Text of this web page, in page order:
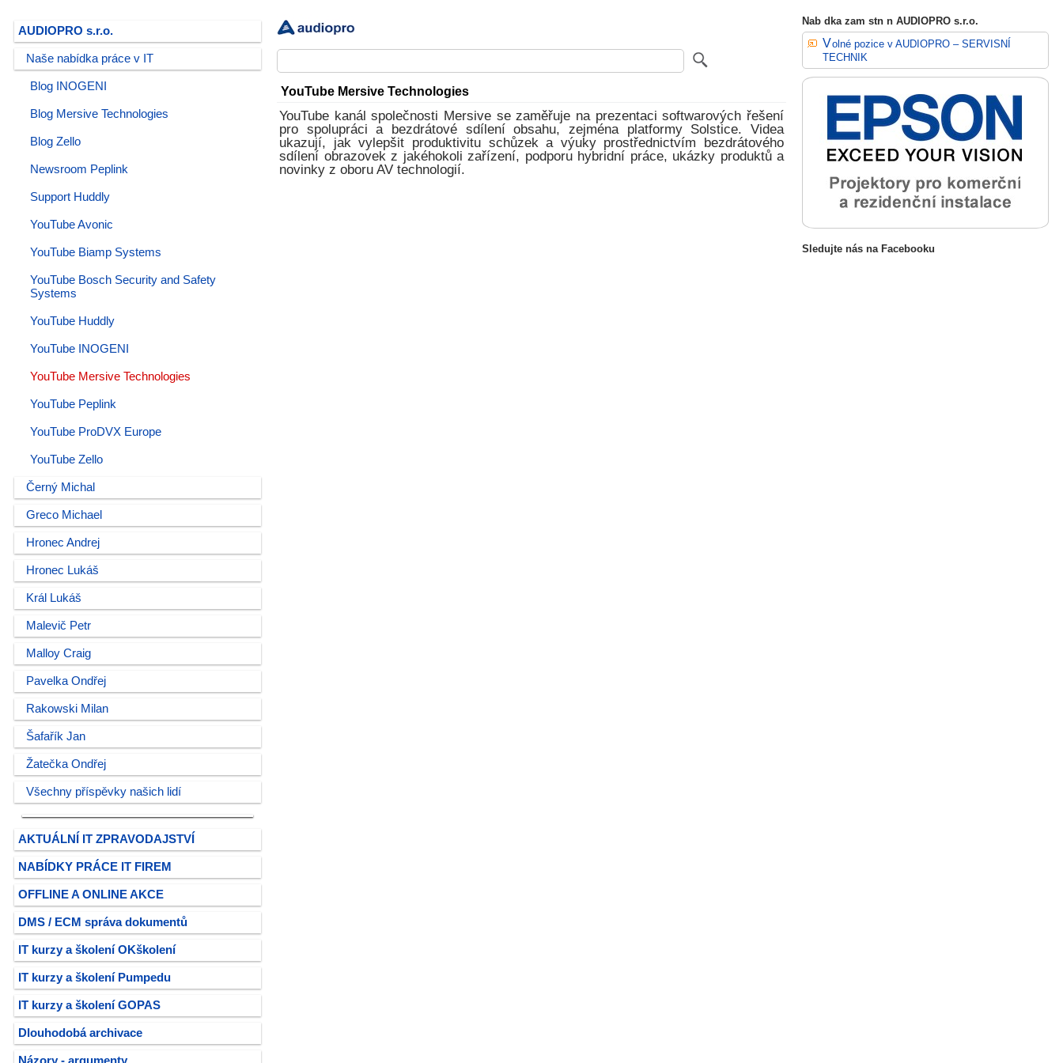
AUDIOPRO s.r.o.
Naše nabídka práce v IT
Blog INOGENI
Blog Mersive Technologies
Blog Zello
Newsroom Peplink
Support Huddly
YouTube Avonic
YouTube Biamp Systems
YouTube Bosch Security and Safety
Systems
YouTube Huddly
YouTube INOGENI
YouTube Mersive Technologies
YouTube Peplink
YouTube ProDVX Europe
YouTube Zello
Černý Michal
Greco Michael
Hronec Andrej
Hronec Lukáš
Král Lukáš
Malevič Petr
Malloy Craig
Pavelka Ondřej
Rakowski Milan
Šafařík Jan
Žatečka Ondřej
Všechny příspěvky našich lidí
AKTUÁLNÍ IT ZPRAVODAJSTVÍ
NABÍDKY PRÁCE IT FIREM
OFFLINE A ONLINE AKCE
DMS / ECM správa dokumentů
IT kurzy a školení OKškolení
IT kurzy a školení Pumpedu
IT kurzy a školení GOPAS
Dlouhodobá archivace
YouTube Mersive Technologies
YouTube kanál společnosti Mersive se zaměřuje na prezentaci softwarových řešení
pro spolupráci a bezdrátové sdílení obsahu, zejména platformy Solstice. Videa
ukazují, jak vylepšit produktivitu schůzek a výuky prostřednictvím bezdrátového
sdílení obrazovek z jakéhokoli zařízení, podporu hybridní práce, ukázky produktů a
novinky z oboru AV technologií.
Nab dka zam stn n AUDIOPRO s.r.o.
Volné pozice v AUDIOPRO – SERVISNÍ
TECHNIK
Sledujte nás na Facebooku